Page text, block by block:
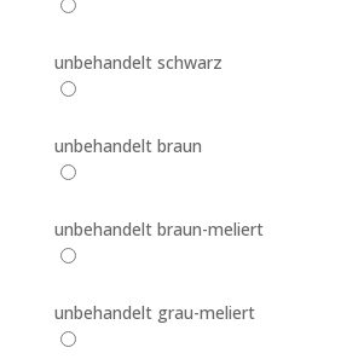
unbehandelt schwarz
unbehandelt braun
unbehandelt braun-meliert
unbehandelt grau-meliert